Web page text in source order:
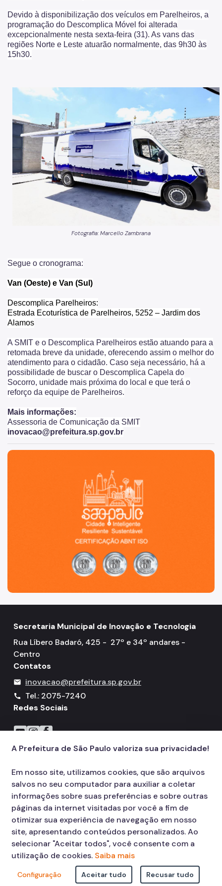
Devido à disponibilização dos veículos em Parelheiros, a
programação do Descomplica Móvel foi alterada
excepcionalmente nesta sexta-feira (31). As vans das
regiões Norte e Leste atuarão normalmente, das 9h30 às
15h30.
Fotografia: Marcello Zambrana
Segue o cronograma:
Van (Oeste) e Van (Sul)
Descomplica Parelheiros:
Estrada Ecoturística de Parelheiros, 5252 – Jardim dos
Alamos
A SMIT e o Descomplica Parelheiros estão atuando para a
retomada breve da unidade, oferecendo assim o melhor do
atendimento para o cidadão. Caso seja necessário, há a
possibilidade de buscar o Descomplica Capela do
Socorro, unidade mais próxima do local e que terá o
reforço da equipe de Parelheiros.
Mais informações:
Assessoria de Comunicação da SMIT
inovacao@prefeitura.sp.gov.br
São Paulo, cidade inteligente, resiliente e sustentável
Secretaria Municipal de Inovação e Tecnologia
Rua Líbero Badaró, 425 - 27º e 34º andares -
Centro
Contatos
mail inovacao@prefeitura.sp.gov.br
call
Tel.: 2075-7240
Redes Sociais
Icone do YouTube
Icone do Instagram
Icone do Facebook
© COPYRIGHT 2026,
Prefeitura Municipal de São Paulo Viaduto do Cha,
A Prefeitura de São Paulo valoriza sua privacidade!
Em nosso site, utilizamos cookies, que são arquivos
salvos no seu computador para auxiliar a coletar
informações sobre suas preferências e sobre outras
páginas da internet visitadas por você a fim de
otimizar sua experiência de navegação em nosso
site, apresentando conteúdos personalizados. Ao
selecionar "Aceitar todos", você consente com a
utilização de cookies. Saiba mais
Configuração Aceitar tudo Recusar tudo